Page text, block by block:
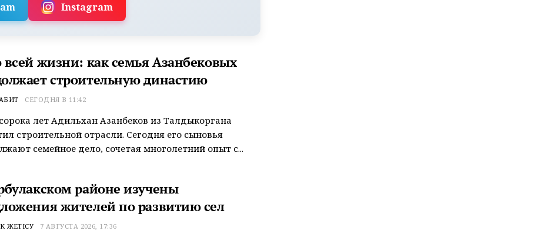
Instagram
всей жизни: как семья Азанбековых
строительную династию
СЕГОДНЯ В 11:42
лет Адильхан Азанбеков из Талдыкоргана
строительной отрасли. Сегодня его сыновья
семейное дело, сочетая многолетний опыт с...
районе изучены
жителей по развитию сел
ЖЕТІСУ 7 АВГУСТА 2026, 17:36